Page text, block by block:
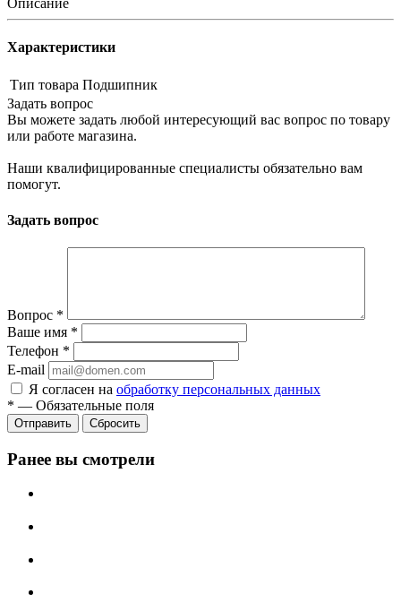
Характеристики
Тип товара Подшипник
Задать вопрос
Вы можете задать любой интересующий вас вопрос по товару
или работе магазина.
Наши квалифицированные специалисты обязательно вам
помогут.
Задать вопрос
Вопрос *
Ваше имя *
Телефон *
E-mail
Я согласен на обработку персональных данных
* — Обязательные поля
Сбросить
Ранее вы смотрели